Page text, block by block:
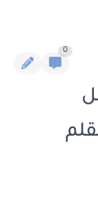
0
والاربعون 45 بقلم